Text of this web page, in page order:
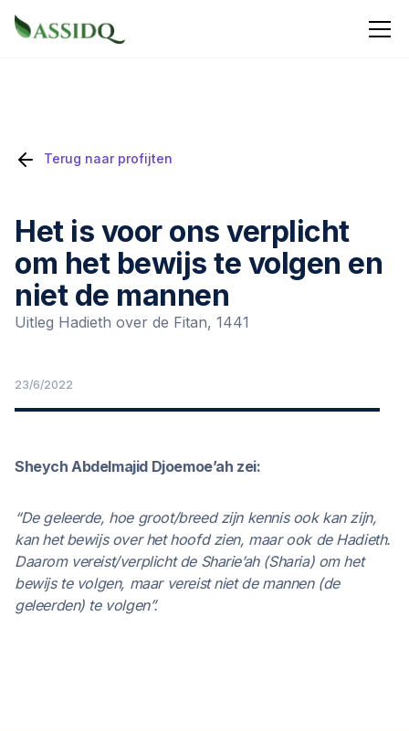
Terug naar profijten
Het is voor ons verplicht
om het bewijs te volgen en
niet de mannen
Uitleg Hadieth over de Fitan, 1441
23/6/2022
Sheych Abdelmajid Djoemoe’ah zei:
“De geleerde, hoe groot/breed zijn kennis ook kan zijn,
kan het bewijs over het hoofd zien, maar ook de Hadieth.
Daarom vereist/verplicht de Sharie’ah (Sharia) om het
bewijs te volgen, maar vereist niet de mannen (de
geleerden) te volgen”.